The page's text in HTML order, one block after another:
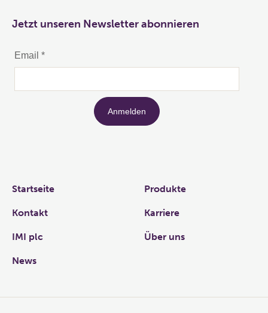
Links
Startseite Produkte
Kontakt Karriere
IMI plc Über uns
News
Jetzt unseren Newsletter abonnieren